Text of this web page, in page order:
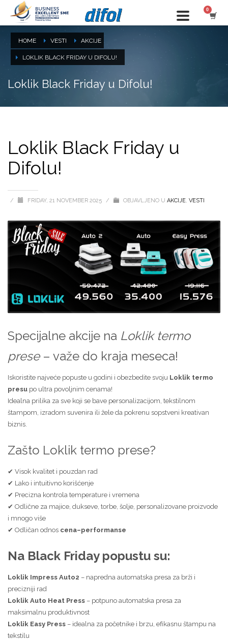
HOME VESTI AKCIJE
LOKLIK BLACK FRIDAY U DIFOLU!
Loklik Black Friday u Difolu!
Loklik Black Friday u
Difolu!
/ FRIDAY, 21 NOVEMBER 2025 / OBJAVLJENO U AKCIJE, VESTI
Specijalne akcije na Loklik termo
prese– važe do kraja meseca!
Iskoristite najveće popuste u godini i obezbedite svoju Loklik termo
presu po ultra povoljnim cenama!
Idealna prilika za sve koji se bave personalizacijom, tekstilnom
štampom, izradom suvenira ili žele da pokrenu sopstveni kreativan
biznis.
Zašto Loklik termo prese?
✔ Visok kvalitet i pouzdan rad
✔ Lako i intuitivno korišćenje
✔ Precizna kontrola temperature i vremena
✔ Odlične za majice, dukseve, torbe, šolje, personalizovane proizvode
i mnogo više
✔ Odličan odnos cena–performanse
Na Black Friday popustu su:
Loklik Impress Auto2 – napredna automatska presa za brži i
precizniji rad
Loklik Auto Heat Press – potpuno automatska presa za
maksimalnu produktivnost
Loklik Easy Press – idealna za početnike i brzu, efikasnu štampu na
tekstilu